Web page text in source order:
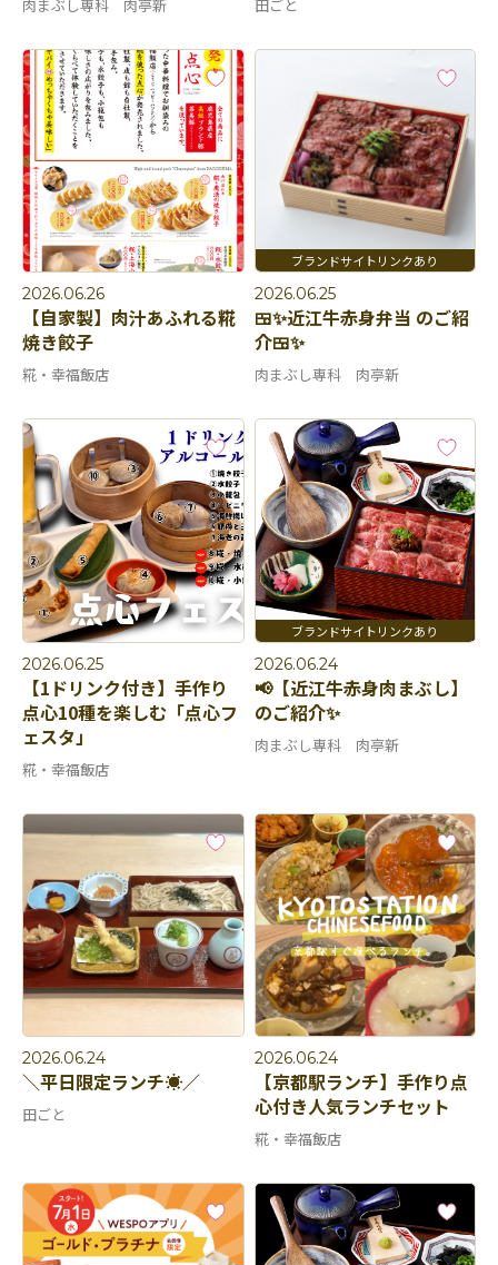
肉まぶし専科 肉亭新 田ごと
2026.06.26
【自家製】肉汁あふれる糀
焼き餃子
糀・幸福飯店
2026.06.25
🍱✨近江牛赤身弁当 のご紹
介🍱✨
肉まぶし専科 肉亭新
2026.06.25
【1ドリンク付き】手作り
点心10種を楽しむ「点心フ
ェスタ」
糀・幸福飯店
2026.06.24
📢【近江牛赤身肉まぶし】
のご紹介✨
肉まぶし専科 肉亭新
2026.06.24
＼平日限定ランチ☀️／
田ごと
2026.06.24
【京都駅ランチ】手作り点
心付き人気ランチセット
糀・幸福飯店